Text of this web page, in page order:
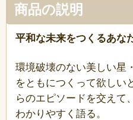
商品の説明
平和な未来をつくるあな
環境破壊のない美しい星
をともにつくって欲しい
らのエピソードを交えて
わかりやすく語る。